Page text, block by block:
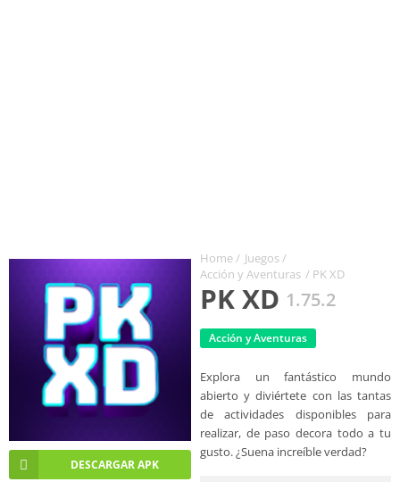
Home/ Juegos/
Acción y Aventuras / PK XD
PK XD 1.75.2
Acción y Aventuras
Explora un fantástico mundo
abierto y diviértete con las tantas
de actividades disponibles para
realizar, de paso decora todo a tu
gusto. ¿Suena increíble verdad?
DESCARGAR APK